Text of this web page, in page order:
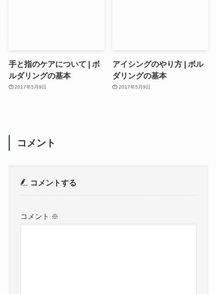
手と指のケアについて | ボ
ルダリングの基本
2017年5月9日
アイシングのやり方 | ボル
ダリングの基本
2017年5月9日
コメント
コメントする
コメント ※